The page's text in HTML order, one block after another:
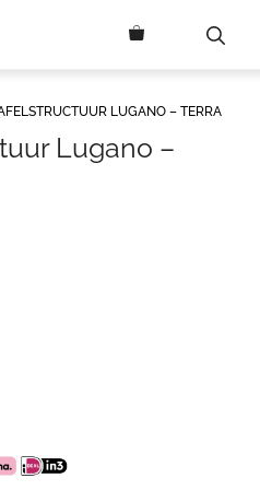
LUGANO – TERRA
Lugano –